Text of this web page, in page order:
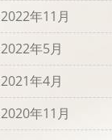
2022年11月
2022年5月
2021年4月
2020年11月